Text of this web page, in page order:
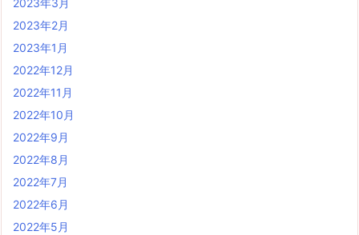
2023年3月
2023年2月
2023年1月
2022年12月
2022年11月
2022年10月
2022年9月
2022年8月
2022年7月
2022年6月
2022年5月